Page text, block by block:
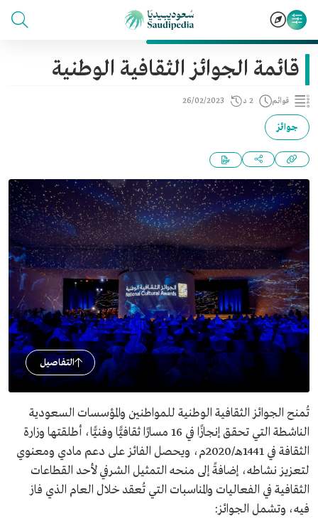
قائمة الجوائز الثقافية الوطنية
قوائم 2 د 26/02/2023
جوائز
التفاصيل
تُمنح الجوائز الثقافية الوطنية للمواطنين والمؤسسات السعودية
الناشطة التي تحقق إنجازًا في 16 مسارًا ثقافيًّا وفنيًّا، أطلقتها وزارة
الثقافة في 1441هـ/2020م، ويحصل الفائز على دعم مادي ومعنوي
لتعزيز نشاطه، إضافةً إلى منحه التمثيل الشرفي لأحد القطاعات
الثقافية في الفعاليات والمناسبات التي تُعقد خلال العام الذي فاز
فيه، وتشمل الجوائز: